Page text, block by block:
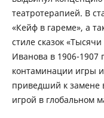
театротерапией. В
«Кейф в гареме», а
стиле сказок
Иванова в 1906-1907
контаминации игры
приведший к замене
игрой в глобальном